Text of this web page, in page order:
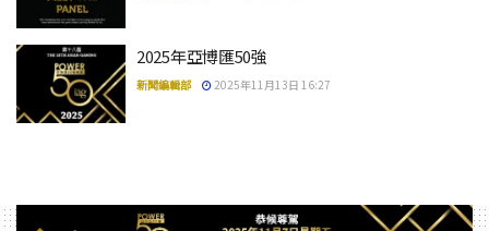
2025年亞博匯50強
新聞編輯部 2025年11月13日 16:27